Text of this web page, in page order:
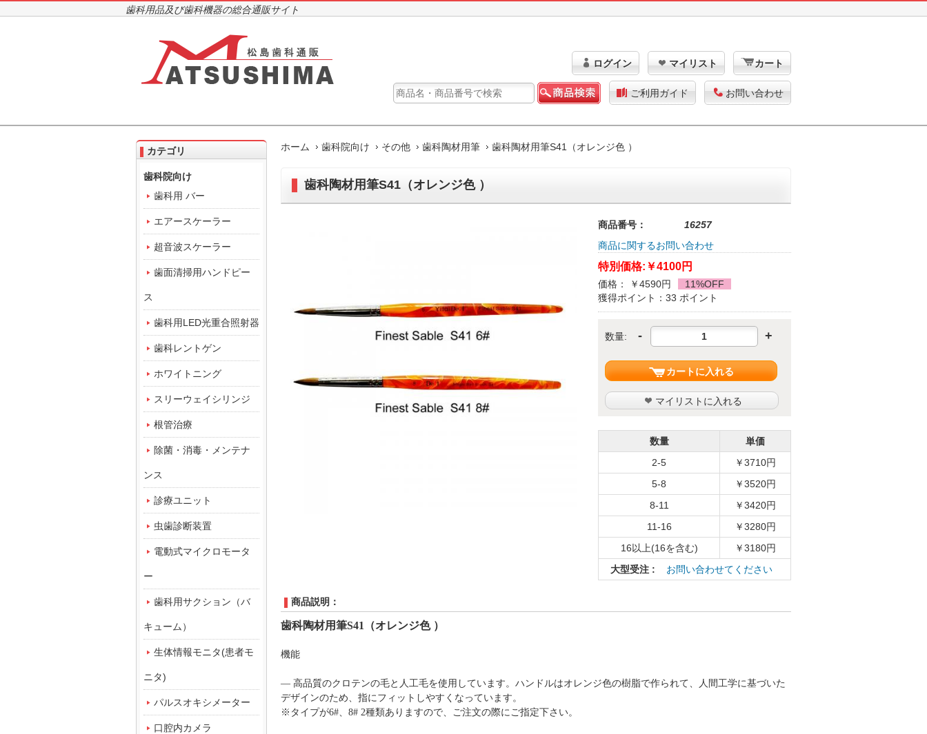
歯科用品及び歯科機器の総合通販サイト
ログイン マイリスト カート
ご利用ガイド お問い合わせ
ホーム 歯科院向け その他 歯科陶材用筆 歯科陶材用筆S41（オレンジ色 ）
歯科陶材用筆S41（オレンジ色 ）
商品番号：
16257
商品に関するお問い合わせ
特別価格: ￥4100円
価格： ￥4590円
11%OFF
獲得ポイント：33 ポイント
数量: - +
カートに入れる
マイリストに入れる
数量
単価
2-5
￥3710円
5-8
￥3520円
8-11
￥3420円
11-16
￥3280円
16以上(16を含む)
￥3180円
大型受注 : お問い合わせてください
商品説明：
歯科陶材用筆S41 （オレンジ色 ）
機能
— 高品質のクロテンの毛と人工毛を使用しています。ハンドルはオレンジ色の樹脂で作られて、人間工学に基づいた
デザインのため、指にフィットしやすくなっています。
※タイプが6#、8# 2種類ありますので、ご注文の際にご指定下さい。
カテゴリ
歯科院向け
歯科用 バー
エアースケーラー
超音波スケーラー
歯面清掃用ハンドピー
ス
歯科用LED光重合照射器
歯科レントゲン
ホワイトニング
スリーウェイシリンジ
根管治療
除菌・消毒・メンテナ
ンス
診療ユニット
虫歯診断装置
電動式マイクロモータ
ー
歯科用サクション（バ
キューム）
生体情報モニタ(患者モ
ニタ)
パルスオキシメーター
口腔内カメラ